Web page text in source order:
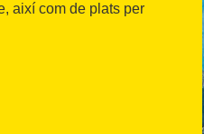
així com de plats per